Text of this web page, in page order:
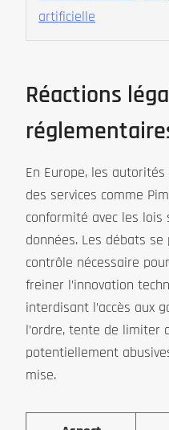
artificielle
Réactions
En Europe, les
des services comme
conformité avec les
données. Les débats
contrôle nécessaire
freiner l’innovation
interdisant l’accès aux
l’ordre, tente de limiter
potentiellement
mise.